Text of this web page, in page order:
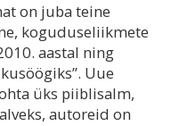
on juba teine
koguduseliikmete
aastal ning
Uue
üks piiblisalm,
autoreid on